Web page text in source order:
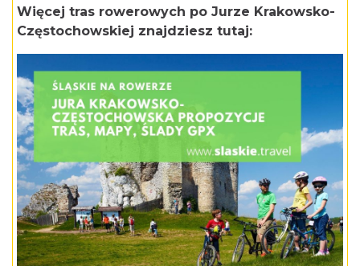
Więcej tras rowerowych po Jurze Krakowsko-
Częstochowskiej znajdziesz tutaj: